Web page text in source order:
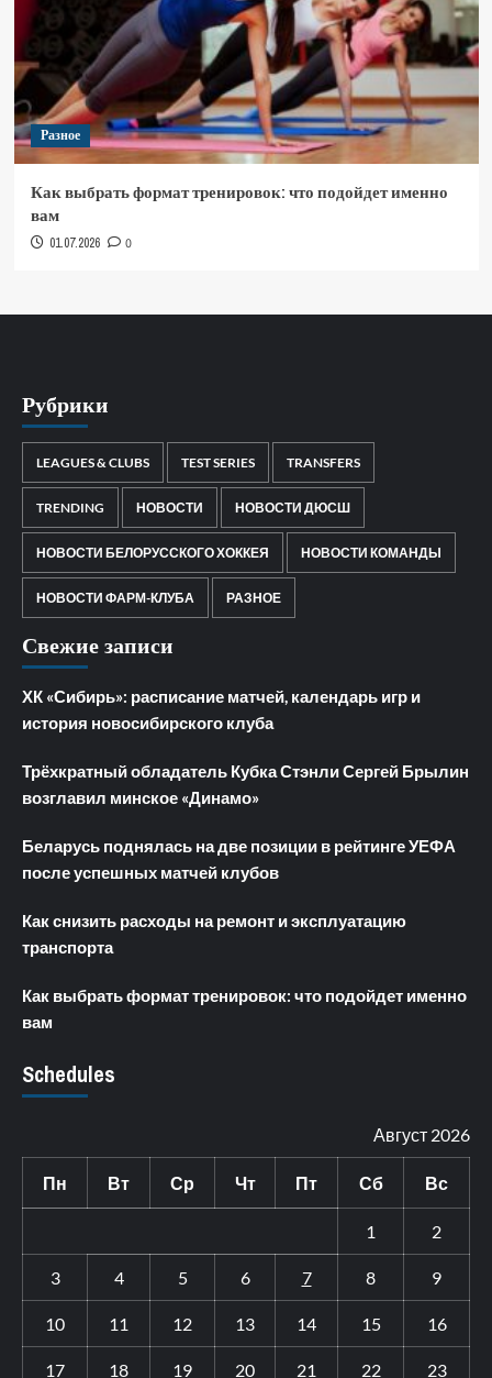
Разное
Как выбрать формат тренировок: что подойдет именно
вам
01.07.2026 0
Рубрики
LEAGUES & CLUBS TEST SERIES TRANSFERS
TRENDING НОВОСТИ НОВОСТИ ДЮСШ
НОВОСТИ БЕЛОРУССКОГО ХОККЕЯ НОВОСТИ КОМАНДЫ
НОВОСТИ ФАРМ-КЛУБА РАЗНОЕ
Свежие записи
ХК «Сибирь»: расписание матчей, календарь игр и
история новосибирского клуба
Трёхкратный обладатель Кубка Стэнли Сергей Брылин
возглавил минское «Динамо»
Беларусь поднялась на две позиции в рейтинге УЕФА
после успешных матчей клубов
Как снизить расходы на ремонт и эксплуатацию
транспорта
Как выбрать формат тренировок: что подойдет именно
вам
Schedules
Август 2026
Пн Вт Ср Чт Пт Сб Вс
1 2
3 4 5 6 7 8 9
10 11 12 13 14 15 16
17 18 19 20 21 22 23